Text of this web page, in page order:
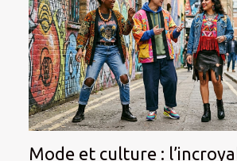
Mode et culture :